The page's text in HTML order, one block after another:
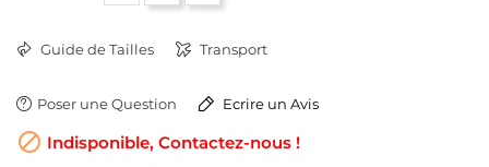
Guide de Tailles Transport
Poser une Question Ecrire un Avis
 Indisponible, Contactez-nous !